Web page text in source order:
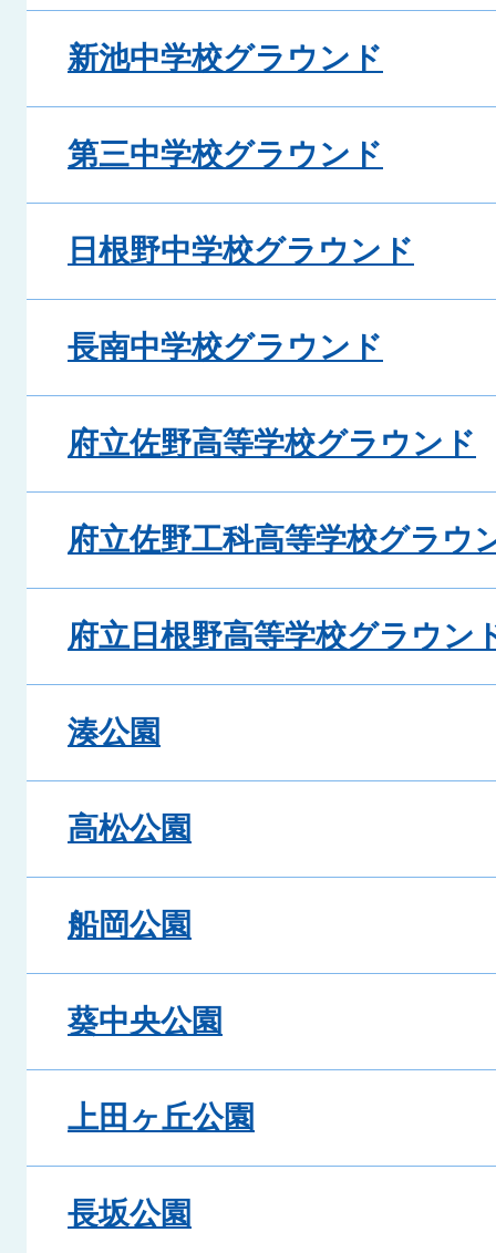
新池中学校グラウンド
第三中学校グラウンド
日根野中学校グラウンド
長南中学校グラウンド
府立佐野高等学校グラウンド
府立佐野工科高等学校グラウ
府立日根野高等学校グラウン
湊公園
高松公園
船岡公園
葵中央公園
上田ヶ丘公園
長坂公園